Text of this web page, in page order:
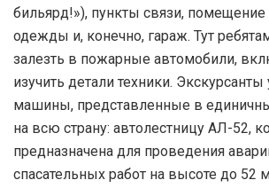
бильярд!»), пункты связи,
одежды и, конечно, гараж. Тут
залезть в пожарные автомобили,
изучить детали техники.
машины, представленные в
на всю страну: автолестницу АЛ-52,
предназначена для проведения
спасательных работ на высоте до 52